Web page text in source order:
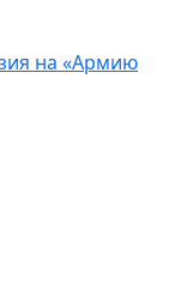
на «Армию